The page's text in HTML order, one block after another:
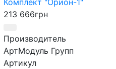
Комплект "Орион-1"
213 666грн
Производитель
АртМодуль Групп
Артикул